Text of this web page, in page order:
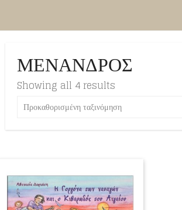
ΜΕΝΑΝΔΡΟΣ
Showing all 4 results
Προκαθορισμένη ταξινόμηση